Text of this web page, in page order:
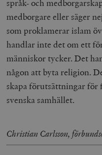
språk- och
medborgare eller säger
som proklamerar islam
handlar inte det om ett
människor tycker. Det
någon att byta religion.
skapa förutsättningar för
svenska samhället.
Christian Carlsson,